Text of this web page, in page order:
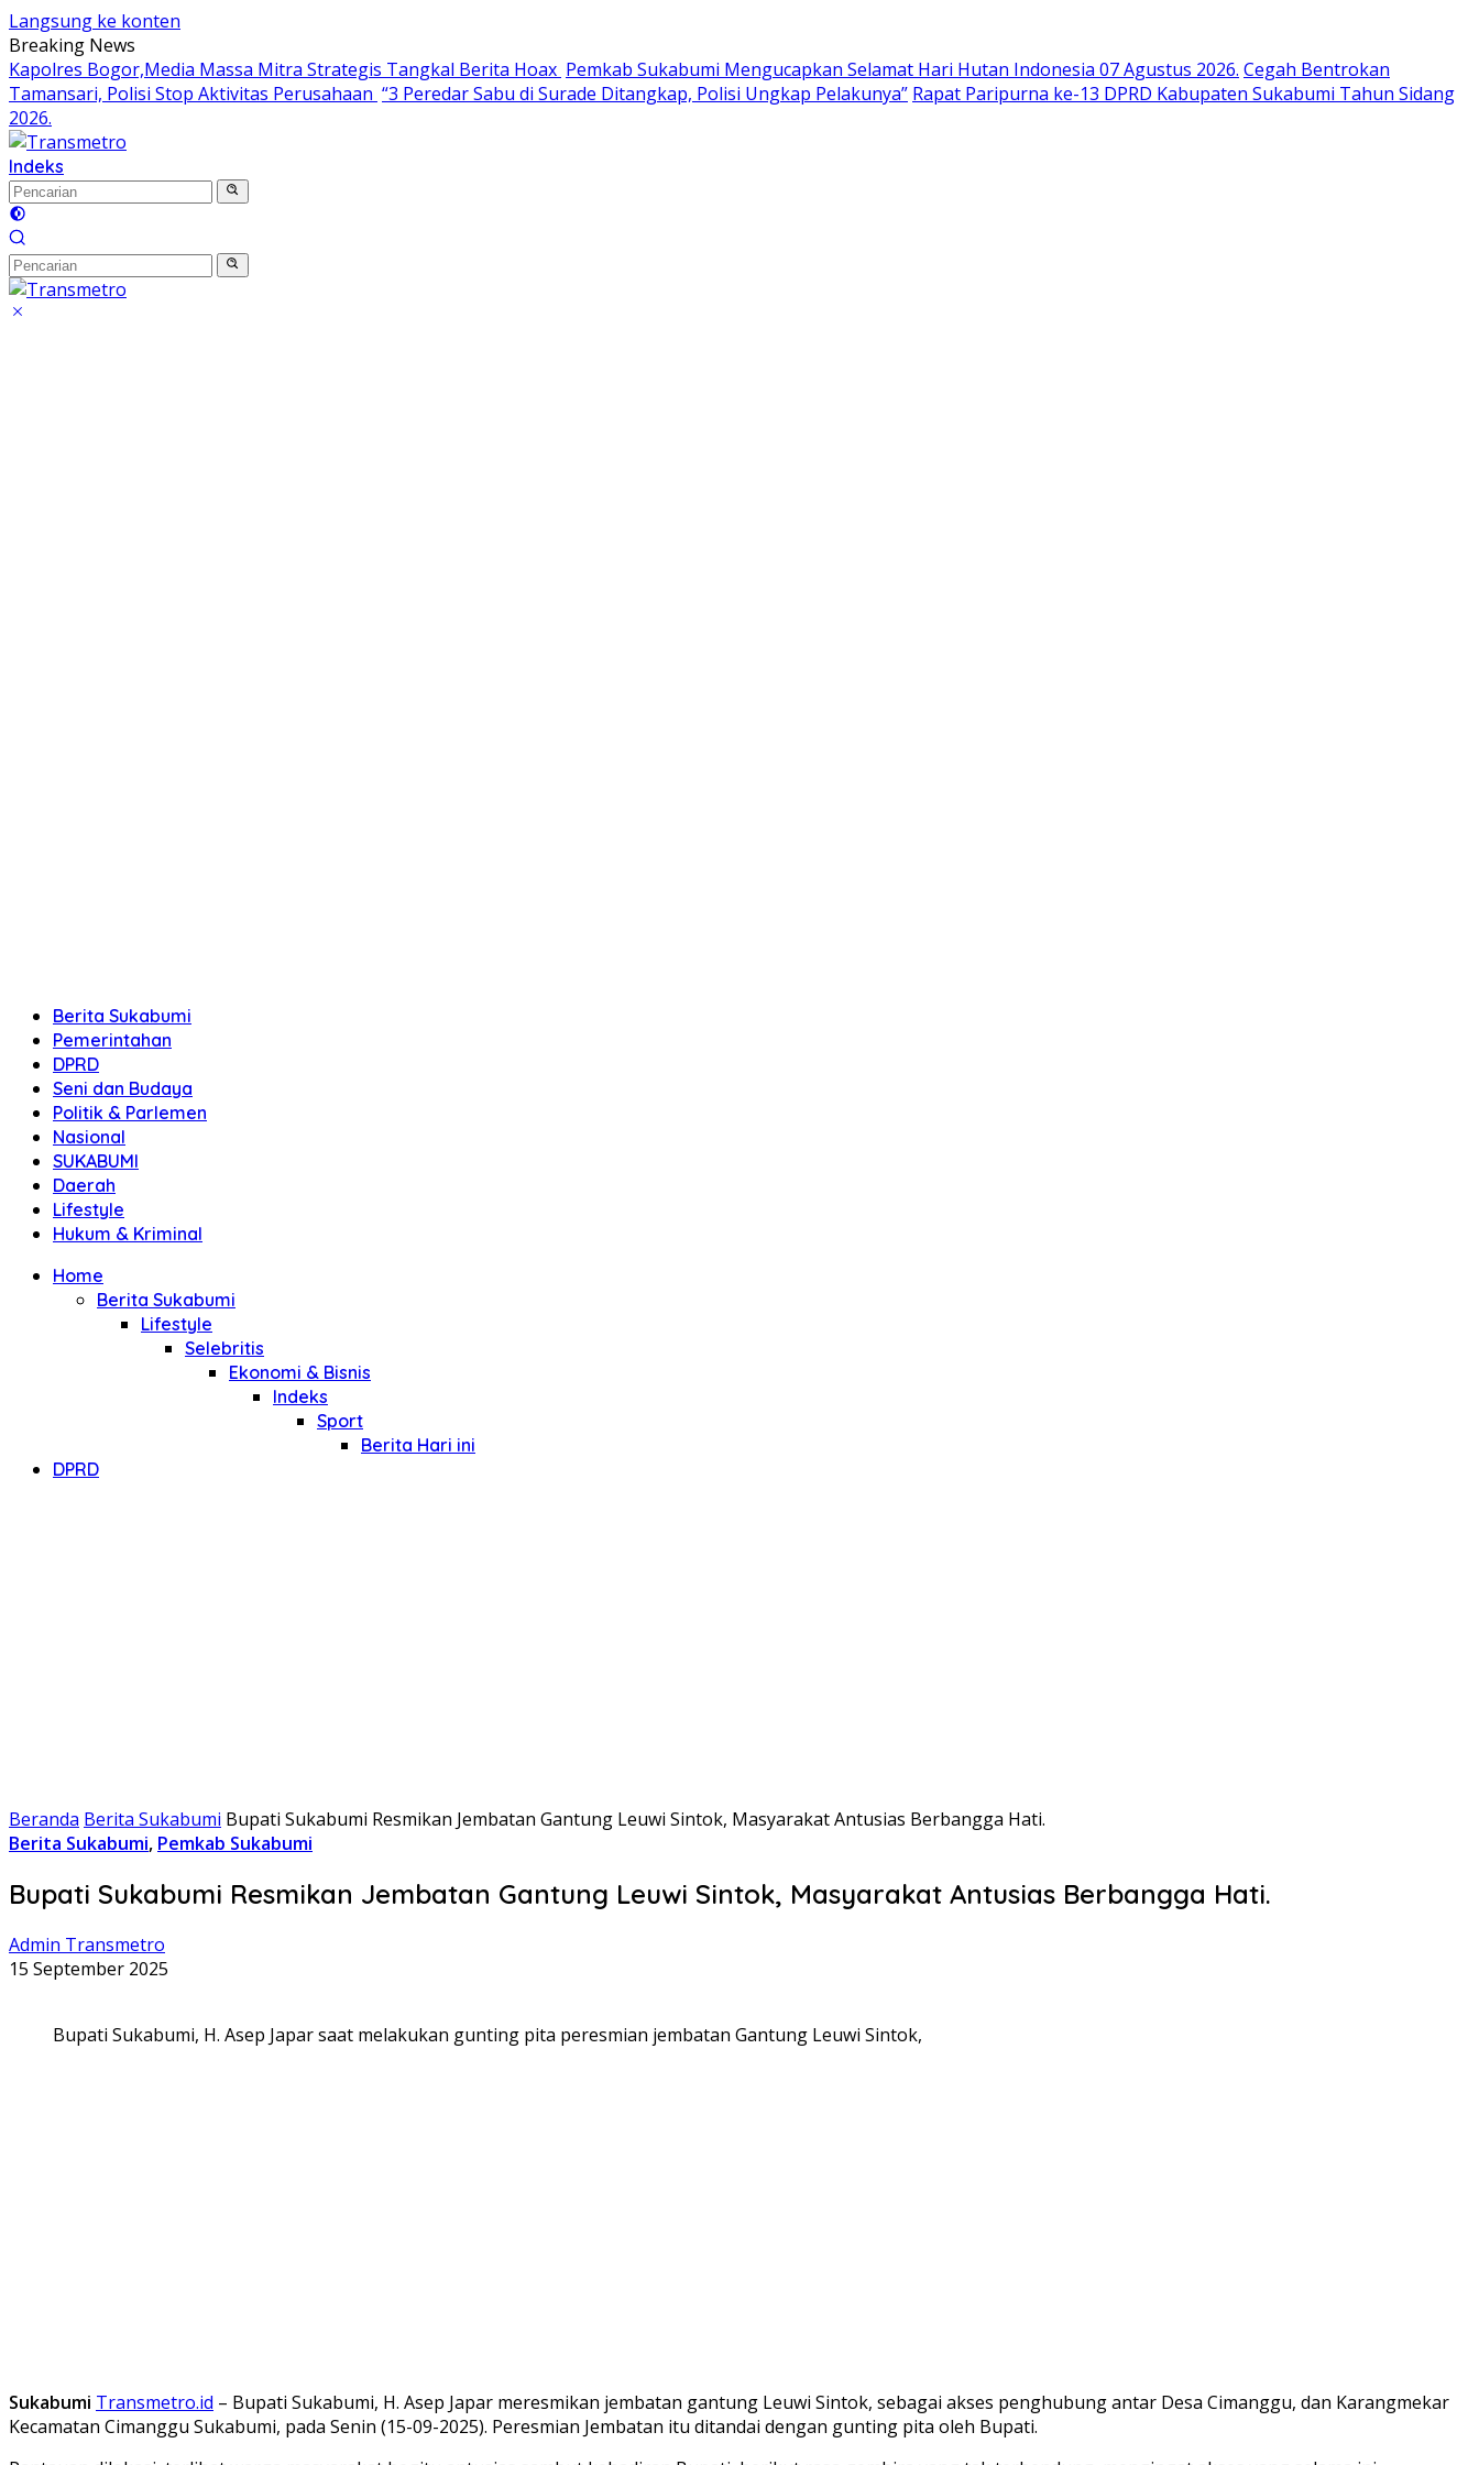
Langsung ke konten
Breaking News
Kapolres Bogor,Media Massa Mitra Strategis Tangkal Berita Hoax Pemkab Sukabumi Mengucapkan Selamat Hari Hutan Indonesia 07 Agustus 2026. Cegah Bentrokan
Tamansari, Polisi Stop Aktivitas Perusahaan “3 Peredar Sabu di Surade Ditangkap, Polisi Ungkap Pelakunya” Rapat Paripurna ke-13 DPRD Kabupaten Sukabumi Tahun Sidang
2026.
Indeks
Berita Sukabumi
Pemerintahan
DPRD
Seni dan Budaya
Politik & Parlemen
Nasional
SUKABUMI
Daerah
Lifestyle
Hukum & Kriminal
Home
Berita Sukabumi
Lifestyle
Selebritis
Ekonomi & Bisnis
Indeks
Sport
Berita Hari ini
DPRD
Beranda Berita Sukabumi Bupati Sukabumi Resmikan Jembatan Gantung Leuwi Sintok, Masyarakat Antusias Berbangga Hati.
Berita Sukabumi, Pemkab Sukabumi
Bupati Sukabumi Resmikan Jembatan Gantung Leuwi Sintok, Masyarakat Antusias Berbangga Hati.
Admin Transmetro
15 September 2025
Bupati Sukabumi, H. Asep Japar saat melakukan gunting pita peresmian jembatan Gantung Leuwi Sintok,
Sukabumi Transmetro.id – Bupati Sukabumi, H. Asep Japar meresmikan jembatan gantung Leuwi Sintok, sebagai akses penghubung antar Desa Cimanggu, dan Karangmekar
Kecamatan Cimanggu Sukabumi, pada Senin (15-09-2025). Peresmian Jembatan itu ditandai dengan gunting pita oleh Bupati.